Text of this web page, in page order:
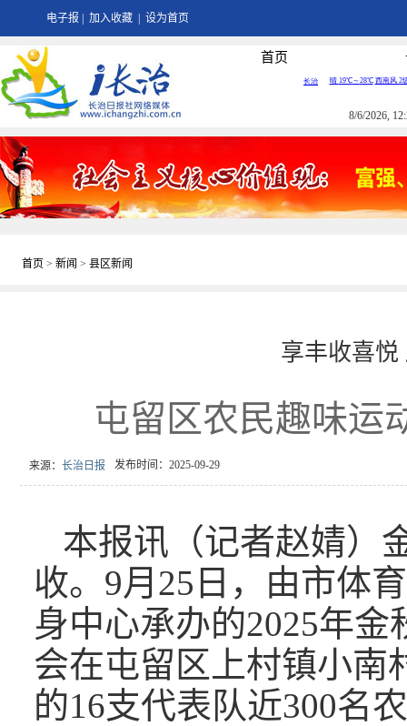
电子报 加入收藏 设为首页
首页
8/6/2026,
首页 > 新闻 > 县区新闻
享丰收喜悦
屯留区农民趣味运
来源： 长治日报 发布时间：2025-09-29
本报讯（记者赵婧）
收。9月25日，由市体
身中心承办的2025年
会在屯留区上村镇小南
的16支代表队近300名